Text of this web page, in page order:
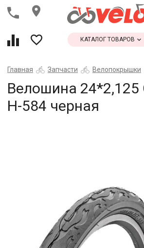
КАТАЛОГ ТОВАРОВ
Главная Запчасти Велопокрышки
Велошина 24*2,125
Н-584 черная